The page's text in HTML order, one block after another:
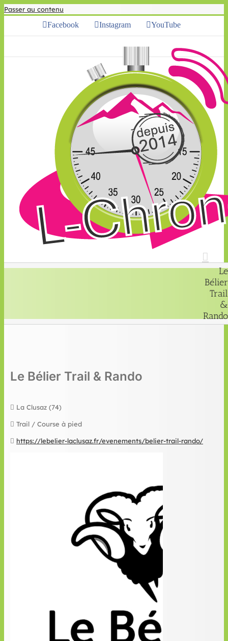
Passer au contenu
Facebook Instagram YouTube
Le
Bélier
Trail
&
Rando
Le Bélier Trail & Rando
La Clusaz (74)
Trail / Course à pied
https://lebelier-laclusaz.fr/evenements/belier-trail-rando/